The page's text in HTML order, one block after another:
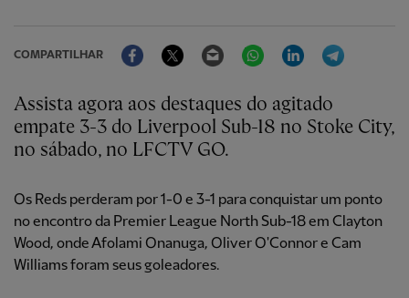
COMPARTILHAR
FacebookTwitter Email WhatsAppLinkedIn
Assista agora aos destaques do agitado
empate 3-3 do Liverpool Sub-18 no Stoke City,
no sábado, no LFCTV GO.
Os Reds perderam por 1-0 e 3-1 para conquistar um ponto
no encontro da Premier League North Sub-18 em Clayton
Wood, onde Afolami Onanuga, Oliver O'Connor e Cam
Williams foram seus goleadores.